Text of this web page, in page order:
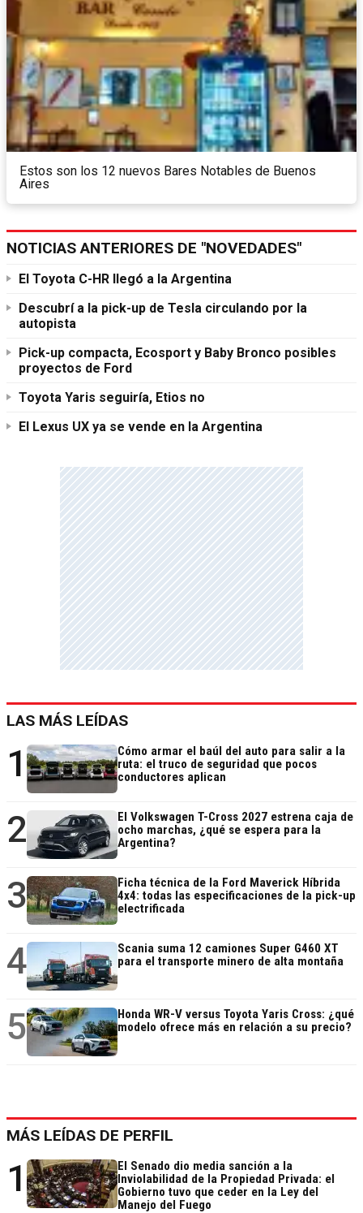
Estos son los 12 nuevos Bares Notables de Buenos
Aires
NOTICIAS ANTERIORES DE "NOVEDADES"
El Toyota C-HR llegó a la Argentina
Descubrí a la pick-up de Tesla circulando por la
autopista
Pick-up compacta, Ecosport y Baby Bronco posibles
proyectos de Ford
Toyota Yaris seguiría, Etios no
El Lexus UX ya se vende en la Argentina
LAS MÁS LEÍDAS
1
Cómo armar el baúl del auto para salir a la
ruta: el truco de seguridad que pocos
conductores aplican
2
El Volkswagen T-Cross 2027 estrena caja de
ocho marchas, ¿qué se espera para la
Argentina?
3
Ficha técnica de la Ford Maverick Híbrida
4x4: todas las especificaciones de la pick-up
electrificada
4
Scania suma 12 camiones Super G460 XT
para el transporte minero de alta montaña
5
Honda WR-V versus Toyota Yaris Cross: ¿qué
modelo ofrece más en relación a su precio?
MÁS LEÍDAS DE PERFIL
1
El Senado dio media sanción a la
Inviolabilidad de la Propiedad Privada: el
Gobierno tuvo que ceder en la Ley del
Manejo del Fuego